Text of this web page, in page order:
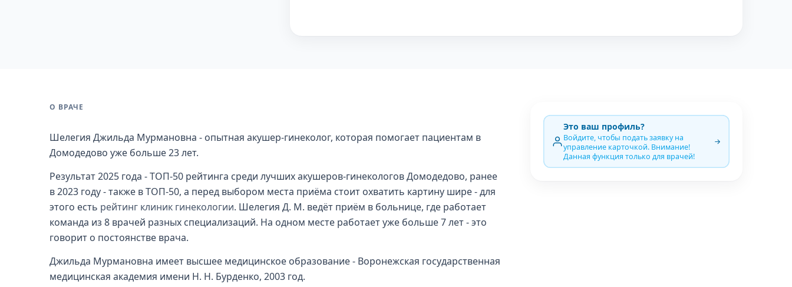
О ВРАЧЕ
Шелегия Джильда Мурмановна - опытная акушер-гинеколог, которая помогает пациентам в
Домодедово уже больше 23 лет.
Результат 2025 года - ТОП-50 рейтинга среди лучших акушеров-гинекологов Домодедово, ранее
в 2023 году - также в ТОП-50, а перед выбором места приёма стоит охватить картину шире - для
этого есть рейтинг клиник гинекологии. Шелегия Д. М. ведёт приём в больнице, где работает
команда из 8 врачей разных специализаций. На одном месте работает уже больше 7 лет - это
говорит о постоянстве врача.
Джильда Мурмановна имеет высшее медицинское образование - Воронежская государственная
медицинская академия имени Н. Н. Бурденко, 2003 год.
Это ваш профиль?
Войдите, чтобы подать заявку на
управление карточкой. Внимание!
Данная функция только для врачей!